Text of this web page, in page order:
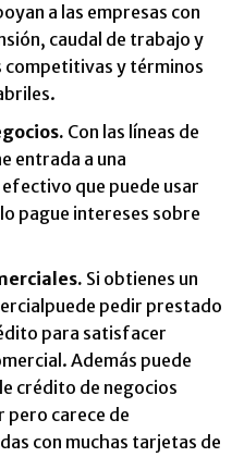
a las empresas con
caudal de trabajo y
competitivas y términos
Con las líneas de
entrada a una
que puede usar
pague intereses sobre
Si obtienes un
puede pedir prestado
para satisfacer
Además puede
crédito de negocios
pero carece de
con muchas tarjetas de